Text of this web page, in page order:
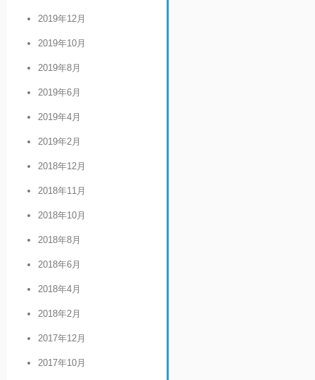
2019年12月
2019年10月
2019年8月
2019年6月
2019年4月
2019年2月
2018年12月
2018年11月
2018年10月
2018年8月
2018年6月
2018年4月
2018年2月
2017年12月
2017年10月